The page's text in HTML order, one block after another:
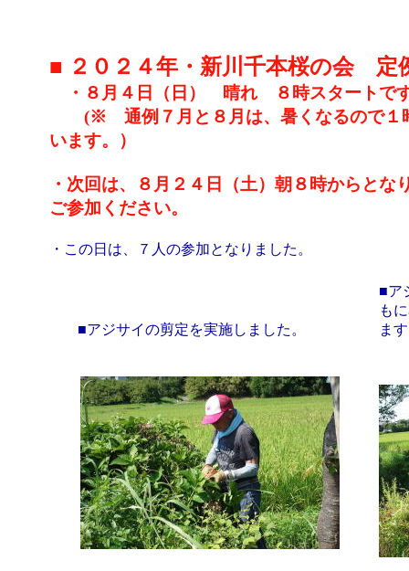
■ ２０２４年・新川千本桜の会 定
・８月４日（日） 晴れ ８時スタートで
(※ 通例７月と８月は、暑くなるので１時
います。）
・次回は、８月２４日（土）朝８時からと
ご参加ください。
・この日は、７人の参加となりました。
■アジサイの剪定を実施しました。
■ア
も
ま